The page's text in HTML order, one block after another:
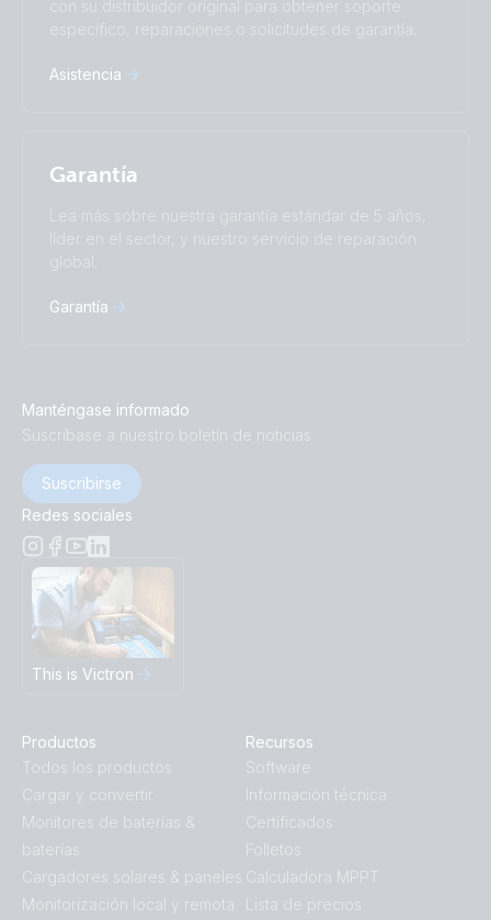
con su distribuidor original para obtener soporte
específico, reparaciones o solicitudes de garantía.
Asistencia
Garantía
Lea más sobre nuestra garantía estándar de 5 años,
líder en el sector, y nuestro servicio de reparación
global.
Garantía
Manténgase informado
Suscríbase a nuestro boletín de noticias
Suscribirse
Redes sociales
This is Victron
Productos
Todos los productos
Cargar y convertir
Monitores de baterías &
baterías
Cargadores solares & paneles
Monitorización local y remota
Recursos
Software
Información técnica
Certificados
Folletos
Calculadora MPPT
Lista de precios